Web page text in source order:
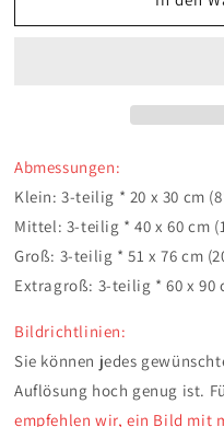
Leinwand
Abmessungen:
Klein: 3-teilig * 20 x 30 cm
Mittel: 3-teilig * 40 x 60 cm
Groß: 3-teilig * 51 x 76 cm
Extragroß: 3-teilig * 60 x 90
Bildrichtlinien:
Sie können jedes
Auflösung hoch genug ist.
empfehlen wir, ein Bild mit